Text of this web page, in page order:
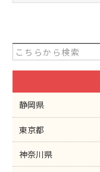
静岡県
東京都
神奈川県